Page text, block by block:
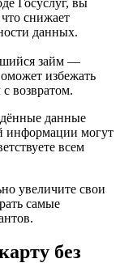
снижает
данных.
займ —
избежать
возвратом.
данные
информации могут
всем
увеличите свои
самые
без